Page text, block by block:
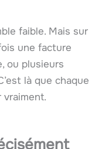
faible. Mais sur
une facture
ou plusieurs
là que chaque
vraiment.